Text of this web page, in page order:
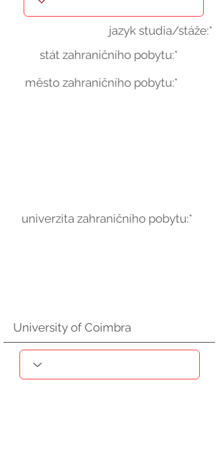
jazyk studia/stáže:*
stát zahraničního pobytu:*
město zahraničního pobytu:*
univerzita zahraničního pobytu:*